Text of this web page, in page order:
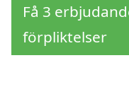
Få 3
förpliktelser